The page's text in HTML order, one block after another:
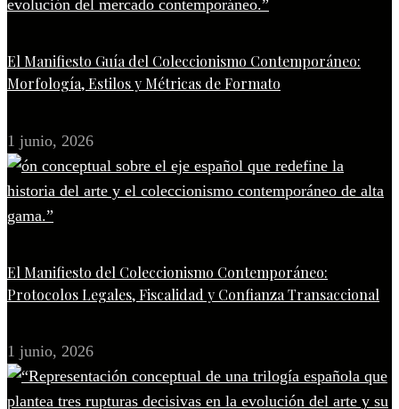
El Manifiesto Guía del Coleccionismo Contemporáneo:
Morfología, Estilos y Métricas de Formato
1 junio, 2026
El Manifiesto del Coleccionismo Contemporáneo:
Protocolos Legales, Fiscalidad y Confianza Transaccional
1 junio, 2026